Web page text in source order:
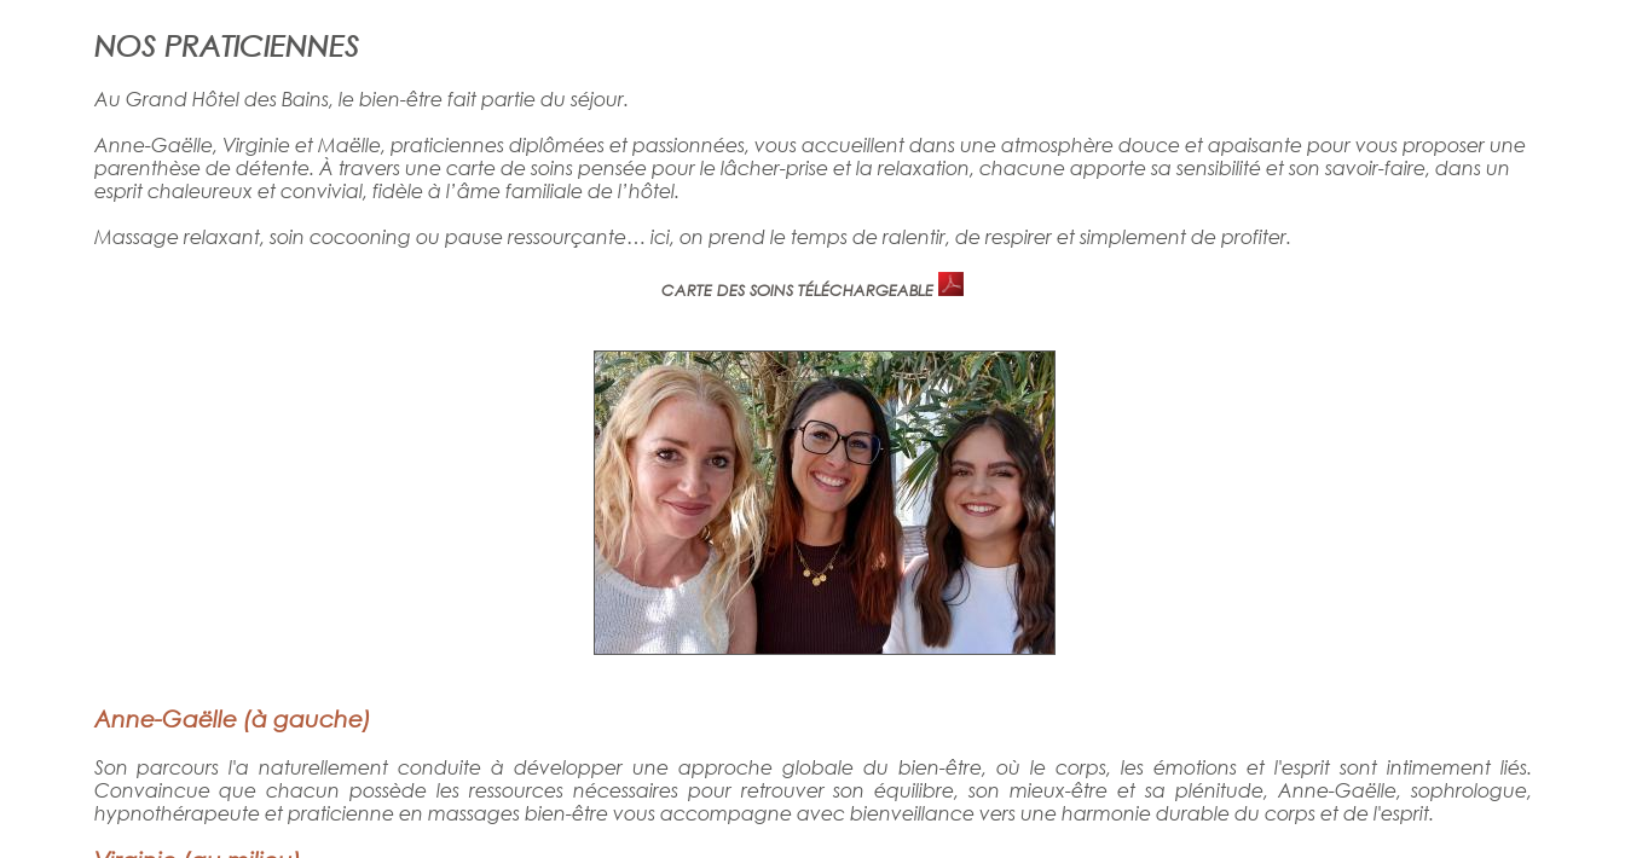
NOS PRATICIENNES
Au Grand Hôtel des Bains, le bien-être fait partie du séjour.
Anne-Gaëlle, Virginie et Maëlle, praticiennes diplômées et passionnées, vous accueillent dans une atmosphère douce et apaisante pour vous proposer une
parenthèse de détente. À travers une carte de soins pensée pour le lâcher-prise et la relaxation, chacune apporte sa sensibilité et son savoir-faire, dans un
esprit chaleureux et convivial, fidèle à l’âme familiale de l’hôtel.
Massage relaxant, soin cocooning ou pause ressourçante… ici, on prend le temps de ralentir, de respirer et simplement de profiter.
CARTE DES SOINS TÉLÉCHARGEABLE
Anne-Gaëlle (à gauche)
Son parcours l'a naturellement conduite à développer une approche globale du bien-être, où le corps, les émotions et l'esprit sont intimement liés.
Convaincue que chacun possède les ressources nécessaires pour retrouver son équilibre, son mieux-être et sa plénitude, Anne-Gaëlle, sophrologue,
hypnothérapeute et praticienne en massages bien-être vous accompagne avec bienveillance vers une harmonie durable du corps et de l'esprit.